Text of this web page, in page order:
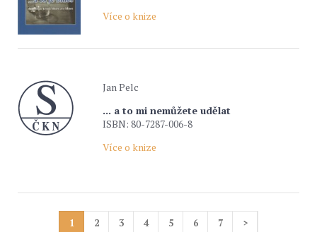
Více o knize
Jan Pelc
... a to mi nemůžete udělat
ISBN: 80-7287-006-8
Více o knize
1 2 3 4 5 6 7 >